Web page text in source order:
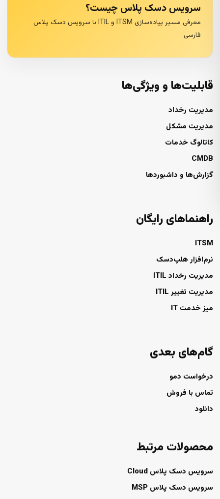
سرویس دسک پلاس چیست؟
معرفی مسیر پیاده‌سازی ITSM و ITIL با سرویس دسک پلاس
فارسی
قابلیت‌ها و ویژگی‌ها
مدیریت رخداد
مدیریت مشکل
کاتالوگ خدمات
CMDB
گزارش‌ها و داشبوردها
راهنماهای رایگان
ITSM
نرم‌افزار هلپ‌دسک
مدیریت رخداد ITIL
مدیریت تغییر ITIL
میز خدمت IT
گام‌های بعدی
درخواست دمو
تماس با فروش
دانلود
محصولات مرتبط
سرویس دسک پلاس Cloud
سرویس دسک پلاس MSP